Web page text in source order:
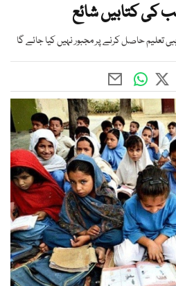
کی کتابیں شائع
حاصل کرنے پر مجبور نہیں کیا جائے گا